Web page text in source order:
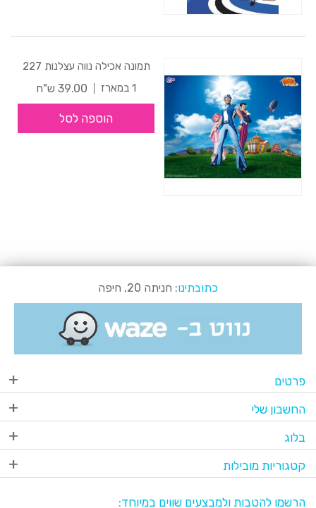
תמונה אכילה נווה עצלנות 227
1 במארז
39.00 ש"ח
הוספה לסל
כתובתינו: חניתה 20, חיפה
פרטים
החשבון שלי
בלוג
קטגוריות מובילות
הרשמו להטבות ולמבצעים שווים במיוחד: